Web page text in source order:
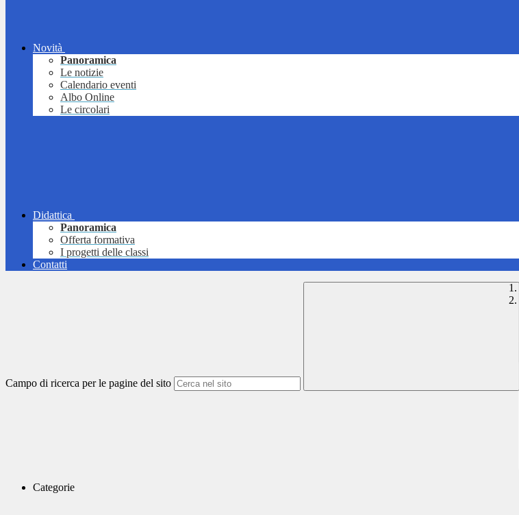
Novità
Panoramica
Le notizie
Calendario eventi
Albo Online
Le circolari
Didattica
Panoramica
Offerta formativa
I progetti delle classi
Contatti
Campo di ricerca per le pagine del sito
Categorie